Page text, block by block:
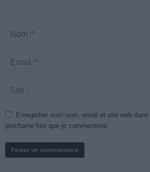
Enregistrer mon nom, email et site web
prochaine fois que je commenterai.